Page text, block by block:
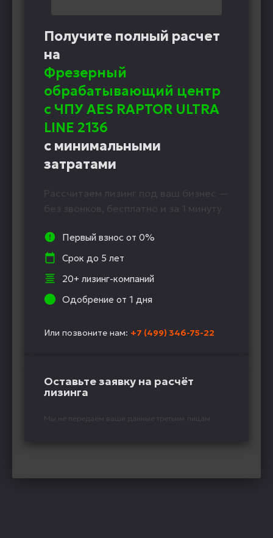
Получите полный расчет
на
Фрезерный
обрабатывающий центр
с ЧПУ AES RAPTOR ULTRA
LINE 2136
с минимальными
затратами
Рассчитаем лизинг под ваш бизнес —
без звонков, бесплатно и за 1 минуту
Первый взнос от 0%
Срок до 5 лет
20+ лизинг-компаний
Одобрение от 1 дня
Или позвоните нам: +7 (499) 346-75-22
Оставьте заявку на расчёт
лизинга
Мы не передаём ваши данные третьим лицам